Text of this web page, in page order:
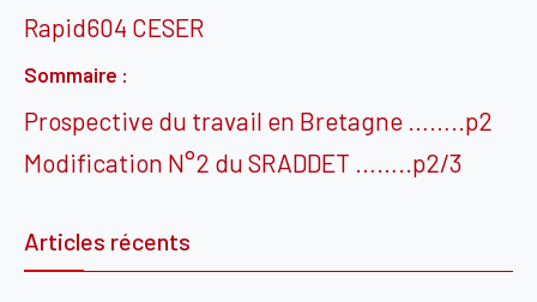
Rapid604 CESER
Sommaire :
Prospective du travail en Bretagne ……..p2
Modification N°2 du SRADDET ……..p2/3
Articles récents